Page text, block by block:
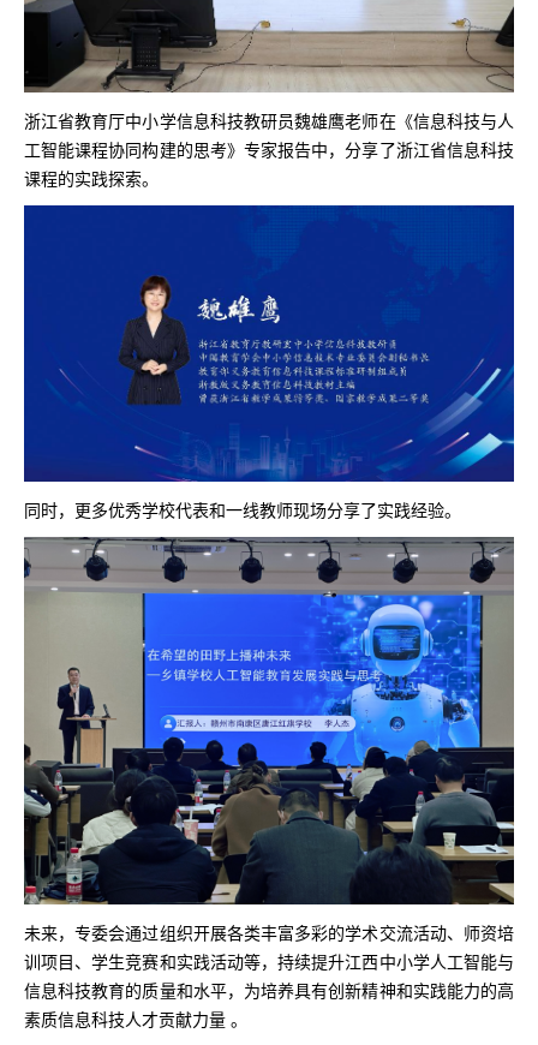
浙江省教育厅中小学信息科技教研员魏雄鹰老师在《信息科技与人
工智能课程协同构建的思考》专家报告中，分享了浙江省信息科技
课程的实践探索。
同时，更多优秀学校代表和一线教师现场分享了实践经验。
未来，专委会通过组织开展各类丰富多彩的学术交流活动、师资培
训项目、学生竞赛和实践活动等，持续提升江西中小学人工智能与
信息科技教育的质量和水平，为培养具有创新精神和实践能力的高
素质信息科技人才贡献力量 。